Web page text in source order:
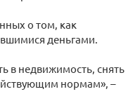
о том, как
деньгами.
в недвижимость, снять
нормам», –